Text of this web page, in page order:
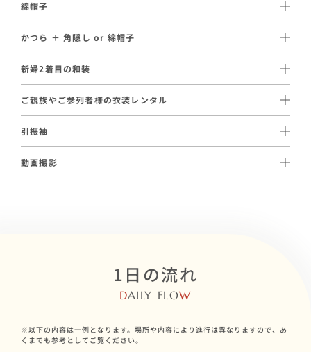
事前に実際のヘアメイクを体験いただけるオプションです。当日
と同じスタッフが担当し、理想のヘアメイクを事前に確認いただ
※地域によって金額が若干異なります。詳しくはお問い合わせく
ださい。
綿帽子
綿帽子は洋髪でも利用が可能なので、挙式中は綿帽子、写真撮影
の際は洋髪と、異なるスタイルを楽しむことができます。
かつら ＋ 角隠し or 綿帽子
親御様やご親族が喜ばれるケースも多く、日本の伝統的な花嫁姿
をご希望の方に人気です。
新婦2着目の和装
厳かな挙式は白無垢で、挙式後のロケーション撮影は華やかな色
打掛をご検討の方に大変人気です。
ご親族やご参列者様の衣装レンタル
引振袖
プランに含まれる白無垢または色打掛を、華やかな引振袖へ変更
動画撮影
1日の流れ
DAILY FLOW
※以下の内容は一例となります。場所や内容により進行は異なりますので、あ
くまでも参考としてご覧ください。